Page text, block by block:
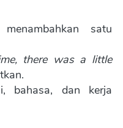
satu
there was a little
bahasa, dan kerja